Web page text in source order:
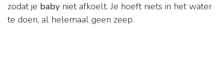
zodat je baby niet afkoelt. Je hoeft niets in het water
te doen, al helemaal geen zeep.